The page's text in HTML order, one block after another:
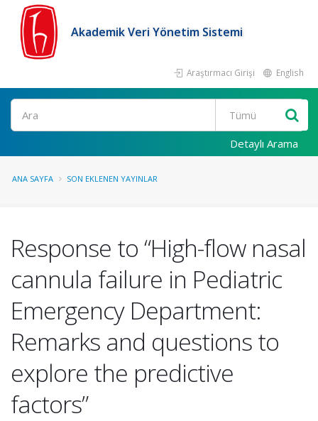
Akademik Veri Yönetim Sistemi
Araştırmacı Girişi English
Ara
Detaylı Arama
ANA SAYFA SON EKLENEN YAYINLAR
Response to “High-flow nasal
cannula failure in Pediatric
Emergency Department:
Remarks and questions to
explore the predictive
factors”